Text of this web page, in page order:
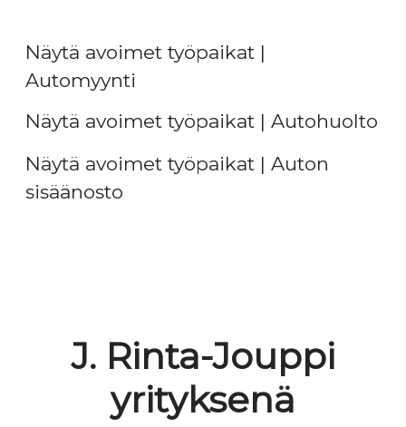
Näytä avoimet työpaikat |
Automyynti
Huoltotiimi
Näytä avoimet työpaikat | Autohuolto
Näytä avoimet työpaikat | Auton
sisäänosto
J. Rinta-Jouppi
yrityksenä